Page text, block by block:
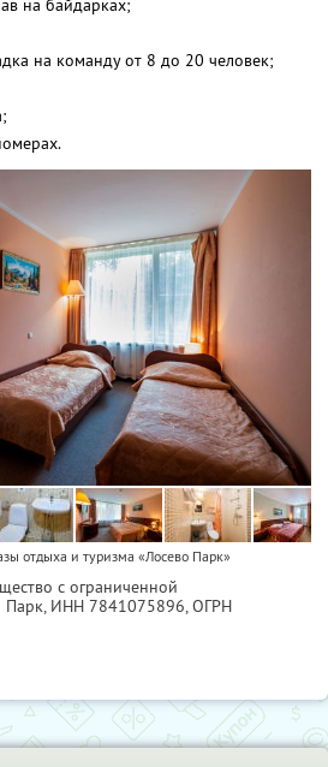
на байдарках;
на команду от 8 до 20 человек;
отдыха и туризма «Лосево Парк»
с ограниченной
Парк, ИНН 7841075896, ОГРН